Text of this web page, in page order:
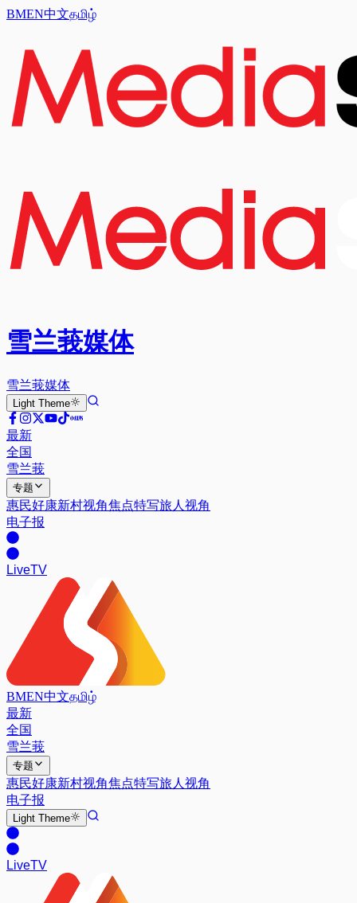
BMEN中文தமிழ்
雪兰莪媒体
雪兰莪媒体
Light Theme
最新
全国
雪兰莪
专题
惠民好康新村视角焦点特写旅人视角
电子报
LiveTV
BMEN中文தமிழ்
最新
全国
雪兰莪
专题
惠民好康新村视角焦点特写旅人视角
电子报
Light Theme
LiveTV